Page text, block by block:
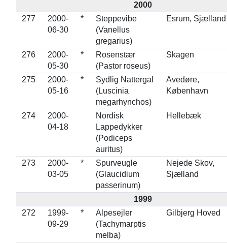
2000
277
2000-
06-30
*
Steppevibe
(Vanellus
gregarius)
Esrum, Sjælland
276
2000-
05-30
*
Rosenstær
(Pastor roseus)
Skagen
275
2000-
05-16
*
Sydlig Nattergal
(Luscinia
megarhynchos)
Avedøre,
København
274
2000-
04-18
Nordisk
Lappedykker
(Podiceps
auritus)
Hellebæk
273
2000-
03-05
*
Spurveugle
(Glaucidium
passerinum)
Nejede Skov,
Sjælland
1999
272
1999-
09-29
*
Alpesejler
(Tachymarptis
melba)
Gilbjerg Hoved